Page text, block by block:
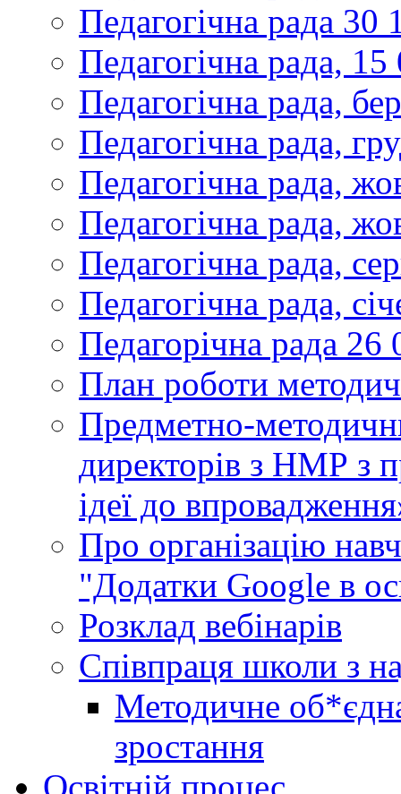
Педагогічна рада 30
Педагогічна рада,
Педагогічна рада,
Педагогічна рада,
Педагогічна рада,
Педагогічна рада,
Педагогічна рада,
Педагогічна рада,
Педагорічна рада 26
План роботи
Предметно-
директорів з НМР з
ідеї до
Про організацію
"Додатки Google в
Розклад вебінарів
Співпраця школи з
Методичне
зростання
Освітній процес